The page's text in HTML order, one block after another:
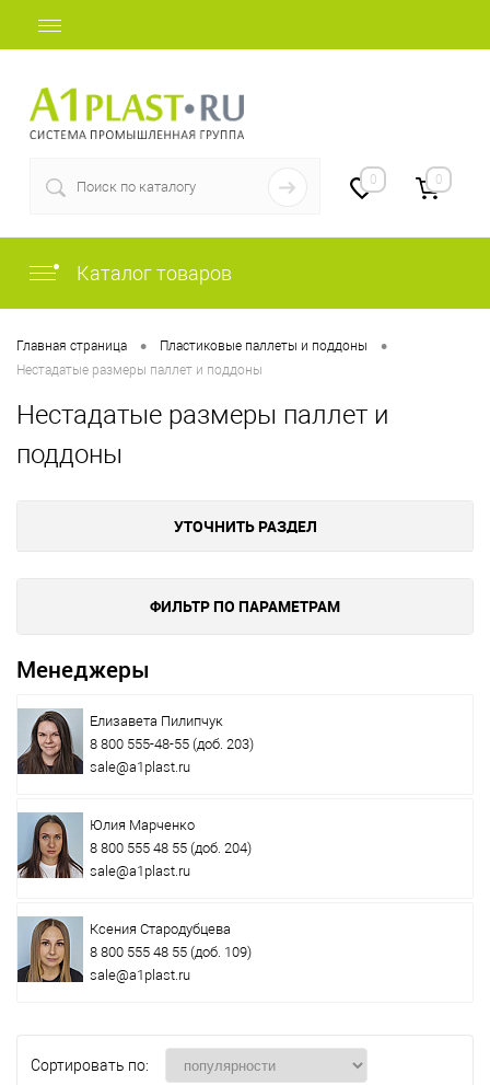
0 0
Каталог товаров
Главная страница • Пластиковые паллеты и поддоны •
Нестадатые размеры паллет и поддоны
Нестадатые размеры паллет и
поддоны
УТОЧНИТЬ РАЗДЕЛ
ФИЛЬТР ПО ПАРАМЕТРАМ
Менеджеры
Елизавета Пилипчук
8 800 555-48-55 (доб. 203)
sale@a1plast.ru
Юлия Марченко
8 800 555 48 55 (доб. 204)
sale@a1plast.ru
Ксения Стародубцева
8 800 555 48 55 (доб. 109)
sale@a1plast.ru
Сортировать по: